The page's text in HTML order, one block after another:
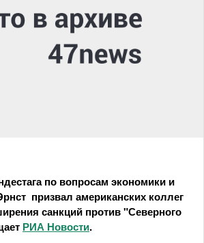
по вопросам экономики и
призвал американских коллег
санкций против "Северного
РИА Новости.